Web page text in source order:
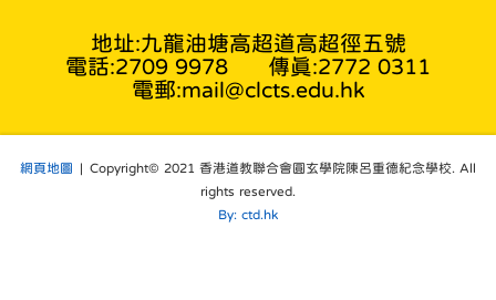
地址:九龍油塘高超道高超徑五號
電話:2709 9978
傳真:2772 0311
電郵:mail@clcts.edu.hk
網頁地圖 | Copyright© 2021 香港道教聯合會圓玄學院陳呂重德紀念學校. All
rights reserved.
By: ctd.hk